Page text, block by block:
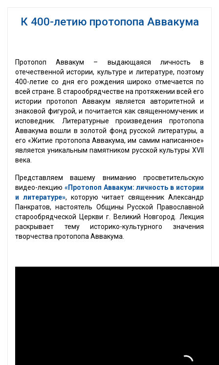
К 400-летию протопопа Аввакума
Протопоп Аввакум – выдающаяся личность в
отечественной истории, культуре и литературе, поэтому
400-летие со дня его рождения широко отмечается по
всей стране. В старообрядчестве на протяжении всей его
истории протопоп Аввакум является авторитетной и
знаковой фигурой, и почитается как священномученик и
исповедник. Литературные произведения протопопа
Аввакума вошли в золотой фонд русской литературы, а
его «Житие протопопа Аввакума, им самим написанное»
является уникальным памятником русской культуры XVII
века.
Представляем вашему вниманию просветительскую
видео-лекцию «Протопоп Аввакум: личность в истории
и литературе», которую читает священник Александр
Панкратов, настоятель Общины Русской Православной
старообрядческой Церкви г. Великий Новгород. Лекция
раскрывает тему историко-культурного значения
творчества протопопа Аввакума.